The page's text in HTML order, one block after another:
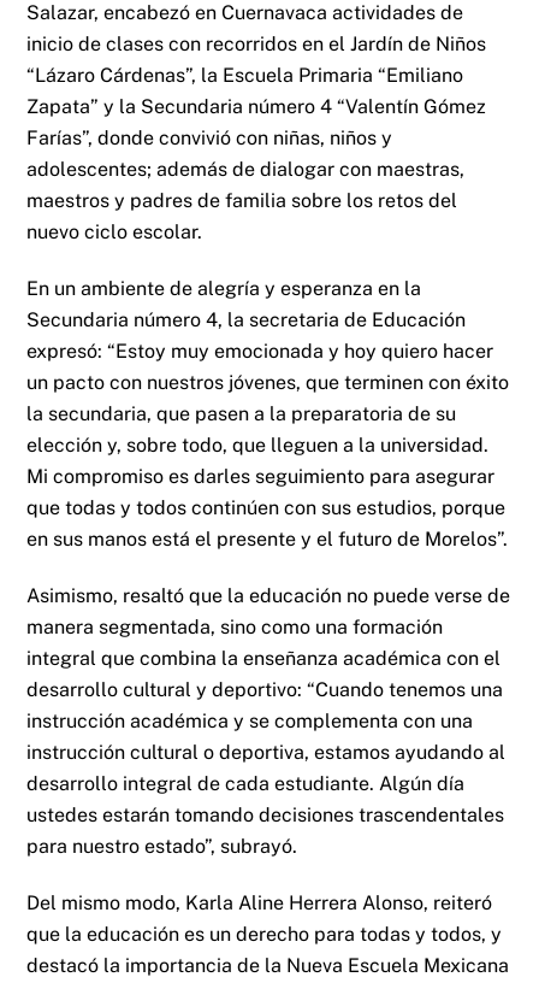
Salazar, encabezó en Cuernavaca actividades de
inicio de clases con recorridos en el Jardín de Niños
“Lázaro Cárdenas”, la Escuela Primaria “Emiliano
Zapata” y la Secundaria número 4 “Valentín Gómez
Farías”, donde convivió con niñas, niños y
adolescentes; además de dialogar con maestras,
maestros y padres de familia sobre los retos del
nuevo ciclo escolar.
En un ambiente de alegría y esperanza en la
Secundaria número 4, la secretaria de Educación
expresó: “Estoy muy emocionada y hoy quiero hacer
un pacto con nuestros jóvenes, que terminen con éxito
la secundaria, que pasen a la preparatoria de su
elección y, sobre todo, que lleguen a la universidad.
Mi compromiso es darles seguimiento para asegurar
que todas y todos continúen con sus estudios, porque
en sus manos está el presente y el futuro de Morelos”.
Asimismo, resaltó que la educación no puede verse de
manera segmentada, sino como una formación
integral que combina la enseñanza académica con el
desarrollo cultural y deportivo: “Cuando tenemos una
instrucción académica y se complementa con una
instrucción cultural o deportiva, estamos ayudando al
desarrollo integral de cada estudiante. Algún día
ustedes estarán tomando decisiones trascendentales
para nuestro estado”, subrayó.
Del mismo modo, Karla Aline Herrera Alonso, reiteró
que la educación es un derecho para todas y todos, y
destacó la importancia de la Nueva Escuela Mexicana